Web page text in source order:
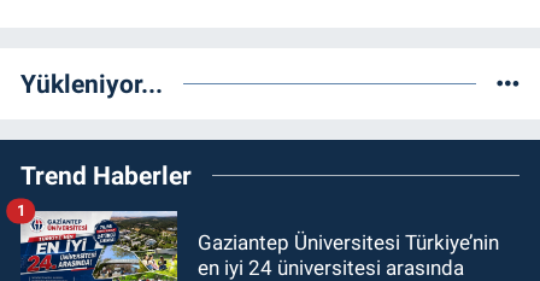
Yükleniyor...
Trend Haberler
Gaziantep Üniversitesi Türkiye’nin
en iyi 24 üniversitesi arasında
1